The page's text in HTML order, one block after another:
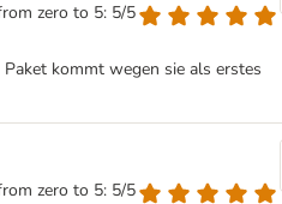
zero to 5: 5/5
kommt wegen sie als erstes
zero to 5: 5/5